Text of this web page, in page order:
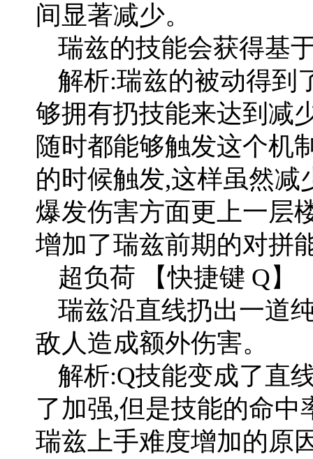
间显著减少。
瑞兹的技能会获得基
解析:瑞兹的被动得到
够拥有扔技能来达到减
随时都能够触发这个机
的时候触发,这样虽然
爆发伤害方面更上一层
增加了瑞兹前期的对拼
超负荷 【快捷键 Q】
瑞兹沿直线扔出一道
敌人造成额外伤害。
解析:Q技能变成了直
了加强,但是技能的命
瑞兹上手难度增加的原